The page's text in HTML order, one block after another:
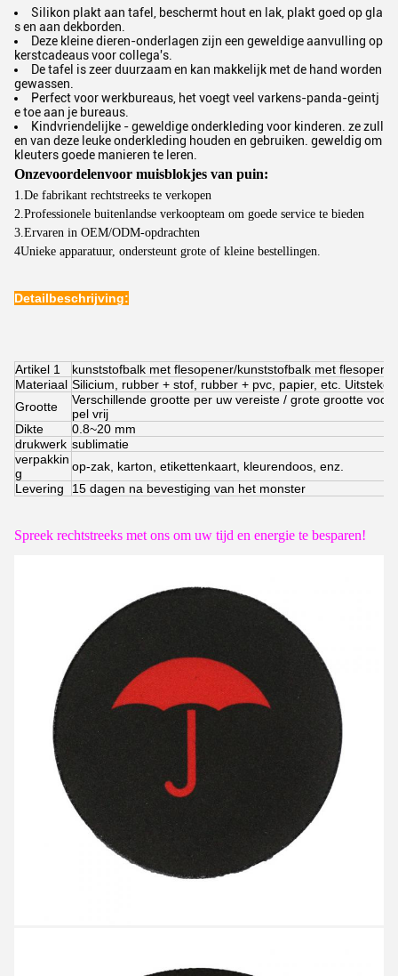
Silikon plakt aan tafel, beschermt hout en lak, plakt goed op gla
s en aan dekborden.
Deze kleine dieren-onderlagen zijn een geweldige aanvulling op
kerstcadeaus voor collega's.
De tafel is zeer duurzaam en kan makkelijk met de hand worden
gewassen.
Perfect voor werkbureaus, het voegt veel varkens-panda-geintj
e toe aan je bureaus.
Kindvriendelijke - geweldige onderkleding voor kinderen. ze zull
en van deze leuke onderkleding houden en gebruiken. geweldig om
kleuters goede manieren te leren.
Onzevoordelenvoor muisblokjes van puin:
1.De fabrikant rechtstreeks te verkopen
2.Professionele buitenlandse verkoopteam om goede service te bieden
3.Ervaren in OEM/ODM-opdrachten
4Unieke apparatuur, ondersteunt grote of kleine bestellingen.
Detailbeschrijving:
Artikel 1
kunststofbalk met flesopener/kunststofbalk met
Materiaal Silicium, rubber + stof, rubber + pvc, papier, etc.
Grootte
Verschillende grootte per uw vereiste / grote grootte voor
pel vrij
Dikte
0.8~20 mm
drukwerk sublimatie
verpakkin
g
op-zak, karton, etikettenkaart, kleurendoos, enz.
Levering
15 dagen na bevestiging van het monster
Spreek rechtstreeks met ons om uw tijd en energie te besparen!